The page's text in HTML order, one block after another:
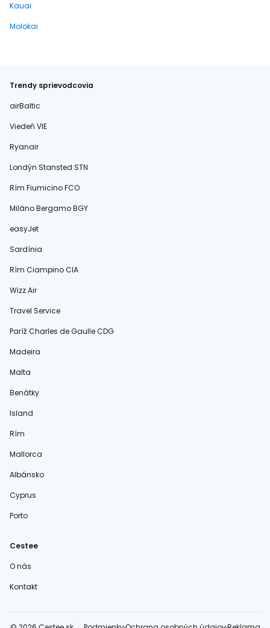
Kauai
Molokai
Trendy sprievodcovia
airBaltic
Viedeň VIE
Ryanair
Londýn Stansted STN
Rím Fiumicino FCO
Miláno Bergamo BGY
easyJet
Sardínia
Rím Ciampino CIA
Wizz Air
Travel Service
Paríž Charles de Gaulle CDG
Madeira
Malta
Benátky
Island
Rím
Mallorca
Albánsko
Cyprus
Porto
Cestee
O nás
Kontakt